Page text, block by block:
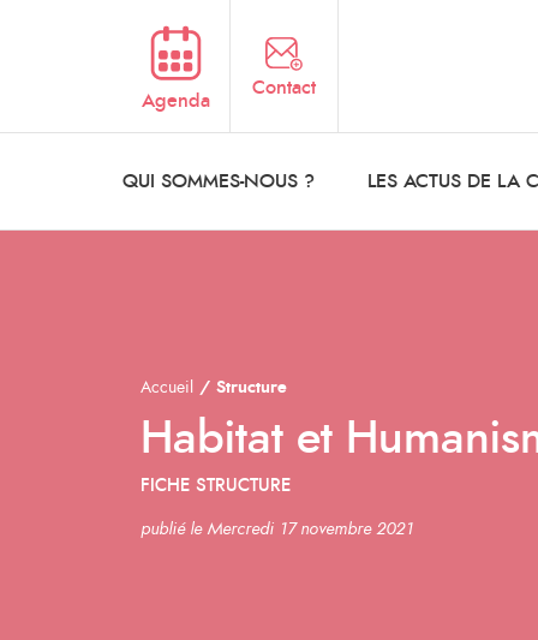
Agenda
Contact
QUI SOMMES-NOUS ? LES ACTUS DE LA
Accueil Structure
Habitat et
FICHE STRUCTURE
publié le Mercredi 17 novembre 2021